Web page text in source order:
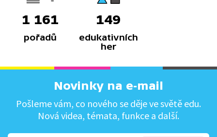
1 161
pořadů
149
edukativních
her
Novinky na e-mail
Pošleme vám, co nového se děje ve světě edu.
Nová videa, témata, funkce a další.